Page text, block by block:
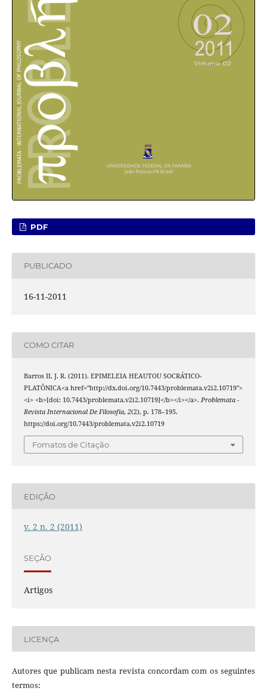
PDF
PUBLICADO
16-11-2011
COMO CITAR
Barros II, J. R. (2011). EPIMELEIA HEAUTOU SOCRÁTICO-
PLATÔNICA<a href="http://dx.doi.org/10.7443/problemata.v2i2.10719">
<i> <b>[doi: 10.7443/problemata.v2i2.10719]</b></i></a>. Problemata -
Revista Internacional De Filosofia, 2(2), p. 178–195.
https://doi.org/10.7443/problemata.v2i2.10719
Fomatos de Citação
EDIÇÃO
v. 2 n. 2 (2011)
SEÇÃO
Artigos
LICENÇA
Autores que publicam nesta revista concordam com os seguintes
termos: